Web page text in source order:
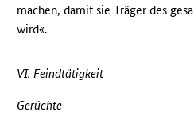
machen, damit sie Träger des
wird«.
VI. Feindtätigkeit
Gerüchte